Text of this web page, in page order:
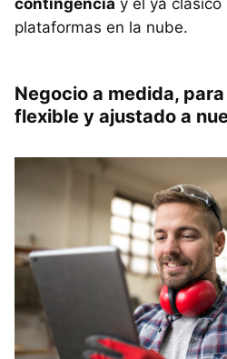
plataformas en la nube.
Negocio a medida,
flexible y ajustado a